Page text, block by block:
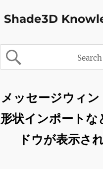
Shade3D
メッセージウィン
形状インポート
ドウが表示さ